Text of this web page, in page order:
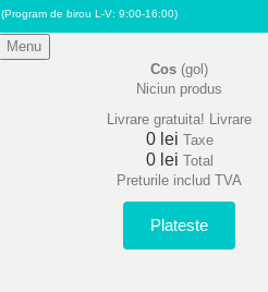
(Program de birou L-V: 9:00-16:00)
Menu
Cos (gol)
Niciun produs
Livrare gratuita! Livrare
0 lei Taxe
0 lei Total
Preturile includ TVA
Plateste